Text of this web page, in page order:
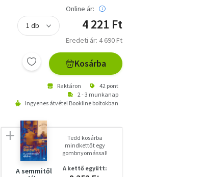
Online ár:
4 221 Ft
Eredeti ár: 4 690 Ft
Kosárba
Raktáron
42 pont
2 - 3 munkanap
Ingyenes átvétel Bookline boltokban
A semmitől
Tedd kosárba
mindkettőt egy
gombnyomással!
A kettő együtt: